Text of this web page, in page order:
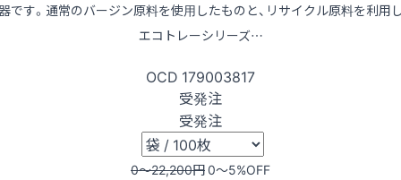
です。通常のバージン原料を使用したものと、リサイクル原料を利用
エコトレーシリーズ…
OCD 179003817
受発注
受発注
0〜22,200円0〜5%OFF